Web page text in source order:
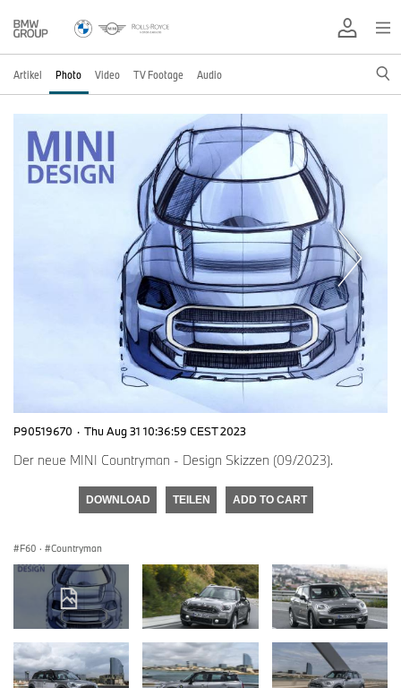
Artikel Photo Video TV Footage Audio
P90519670 · Thu Aug 31 10:36:59 CEST 2023
Der neue MINI Countryman - Design Skizzen (09/2023).
DOWNLOAD TEILEN ADD TO CART
F60 · Countryman